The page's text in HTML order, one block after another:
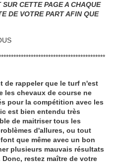
CETTE PAGE A CHAQUE
DE VOTRE PART AFIN QUE
de rappeler que le turf n'est
les chevaux de course ne
pour la compétition avec les
est bien entendu très
de maitriser tous les
d'allures, ou tout
que même avec un bon
plusieurs mauvais résultats
Donc, restez maître de votre